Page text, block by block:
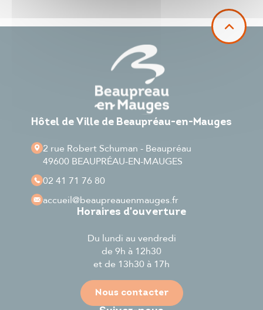
Hôtel de Ville de Beaupréau-en-Mauges
2 rue Robert Schuman - Beaupréau
49600 BEAUPRÉAU-EN-MAUGES
02 41 71 76 80
accueil@beaupreauenmauges.fr
Horaires d'ouverture
Du lundi au vendredi
de 9h à 12h30
et de 13h30 à 17h
Nous contacter